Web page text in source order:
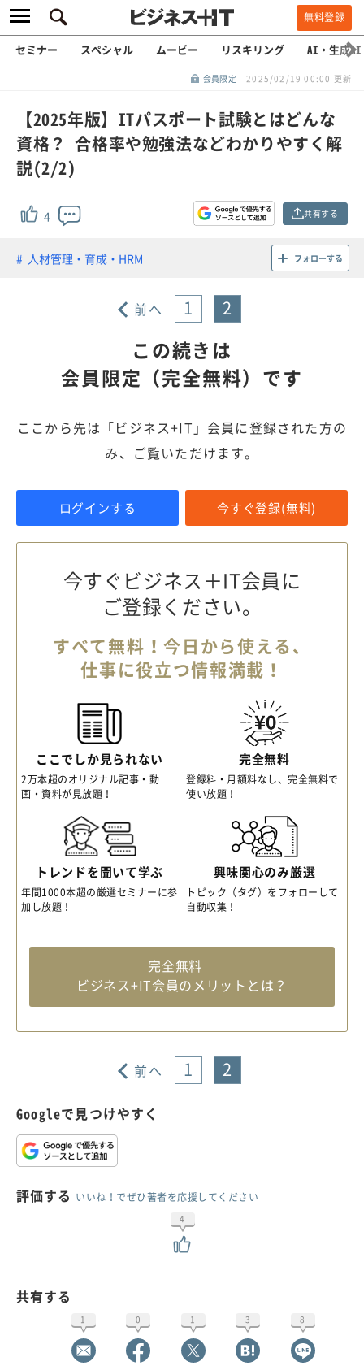
無料登録
セミナー スペシャル ムービー リスキリング AI・生成AI
会員限定 2025/02/19 00:00 更新
【2025年版】ITパスポート試験とはどんな
資格？ 合格率や勉強法などわかりやすく解
説(2/2)
4 共有する
人材管理・育成・HRM フォローする
前へ 1 2
この続きは
会員限定（完全無料）です
ここから先は「ビジネス+IT」会員に登録された方の
み、ご覧いただけます。
ログインする 今すぐ登録(無料)
今すぐビジネス＋IT会員に
ご登録ください。
すべて無料！今日から使える、
仕事に役立つ情報満載！
ここでしか見られない
2万本超のオリジナル記事・動
画・資料が見放題！
完全無料
登録料・月額料なし、完全無料で
使い放題！
トレンドを聞いて学ぶ
年間1000本超の厳選セミナーに参
加し放題！
興味関心のみ厳選
トピック（タグ）をフォローして
自動収集！
完全無料
ビジネス+IT会員のメリットとは？
前へ 1 2
Googleで見つけやすく
評価する いいね！でぜひ著者を応援してください
4
共有する
1 0 1 3 8